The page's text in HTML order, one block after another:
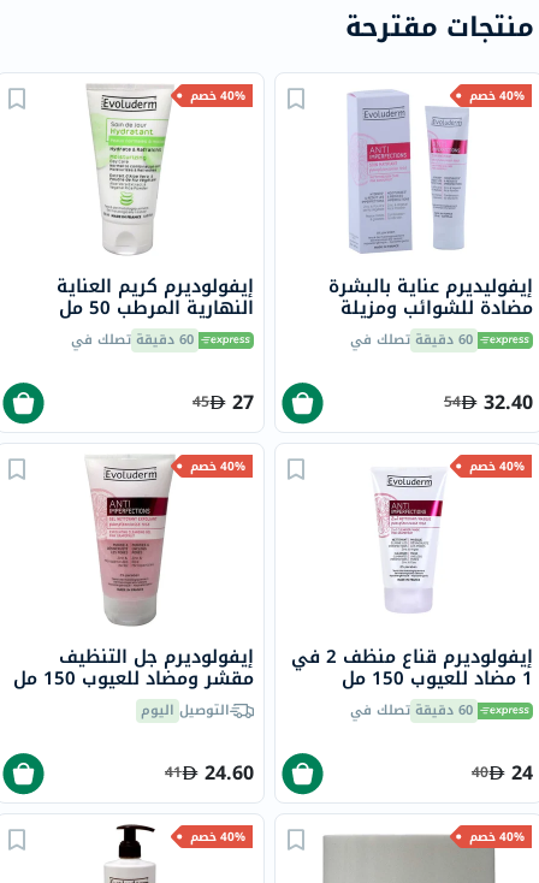
منتجات مقترحة
40% خصم
إيفوليديرم عناية بالبشرة
مضادة للشوائب ومزيلة
للمعان 50 مل60 دقيقة تصلك في
32.40
54
40% خصم
إيفولوديرم كريم العناية
النهارية المرطب 50 مل
18348 60 دقيقة تصلك في
27
45
40% خصم
إيفولوديرم قناع منظف 2 في
1 مضاد للعيوب 150 مل
17323 60 دقيقة تصلك في
24
40
40% خصم
إيفولوديرم جل التنظيف
مقشر ومضاد للعيوب 150 مل
17322
التوصيل اليوم
24.60
41
40% خصم 40% خصم